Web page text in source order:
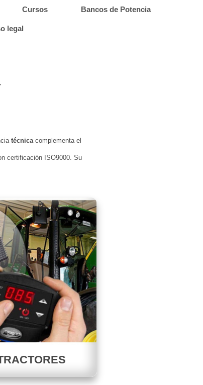
Cursos Bancos de Potencia
legal
técnica complementa el
certificación ISO9000. Su